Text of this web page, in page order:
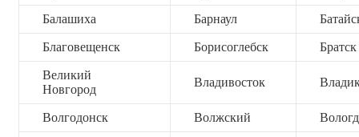
Балашиха Барнаул
Благовещенск Борисоглебск Братск
Великий
Новгород
Владивосток
Волгодонск Волжский